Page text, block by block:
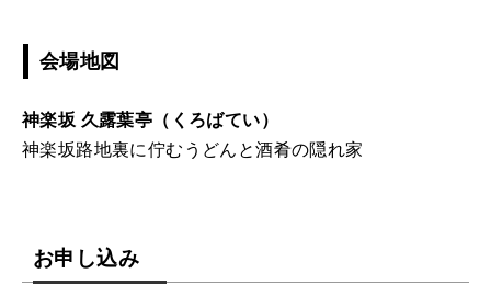
会場地図
神楽坂 久露葉亭（くろばてい）
神楽坂路地裏に佇むうどんと酒肴の隠れ家
お申し込み